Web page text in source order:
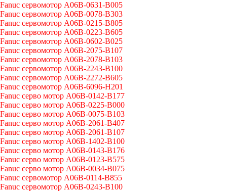
Fanuc сервомотор A06B-0631-B005
Fanuc сервомотор A06B-0078-B303
Fanuc сервомотор A06B-0215-B805
Fanuc сервомотор A06B-0223-B605
Fanuc сервомотор A06B-0602-B025
Fanuc сервомотор A06B-2075-B107
Fanuc сервомотор A06B-2078-B103
Fanuc сервомотор A06B-2243-B100
Fanuc сервомотор A06B-2272-B605
Fanuc сервомотор A06B-6096-H201
Fanuc серво мотор A06B-0142-B177
Fanuc серво мотор A06B-0225-B000
Fanuc серво мотор A06B-0075-B103
Fanuc серво мотор A06B-2061-B407
Fanuc серво мотор A06B-2061-B107
Fanuc серво мотор A06B-1402-B100
Fanuc серво мотор A06B-0143-B176
Fanuc серво мотор A06B-0123-B575
Fanuc серво мотор A06B-0034-B075
Fanuc сервомотор A06B-0114-B855
Fanuc сервомотор A06B-0243-B100